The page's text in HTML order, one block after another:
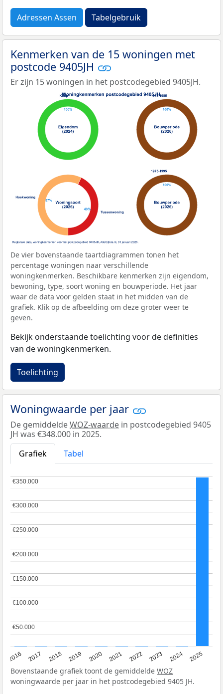
Adressen Assen Tabelgebruik
Kenmerken van de 15 woningen met
postcode 9405JH
Er zijn 15 woningen in het postcodegebied 9405JH.
De vier bovenstaande taartdiagrammen tonen het
percentage woningen naar verschillende
woningkenmerken. Beschikbare kenmerken zijn eigendom,
bewoning, type, soort woning en bouwperiode. Het jaar
waar de data voor gelden staat in het midden van de
grafiek. Klik op de afbeelding om deze groter weer te
geven.
Bekijk onderstaande toelichting voor de definities
van de woningkenmerken.
Toelichting
Woningwaarde per jaar
De gemiddeldeWOZ-waarde in postcodegebied 9405
JH was €348.000 in 2025.
Grafiek
Tabel
2016 2017 2018 2019 2020 2021 2022 2023 2024 2025
€50.000
€50.000
€100.000
€100.000
€150.000
€150.000
€200.000
€200.000
€250.000
€250.000
€300.000
€300.000
€350.000
€350.000
Bovenstaande grafiek toont de gemiddelde WOZ
woningwaarde per jaar in het postcodegebied 9405 JH.